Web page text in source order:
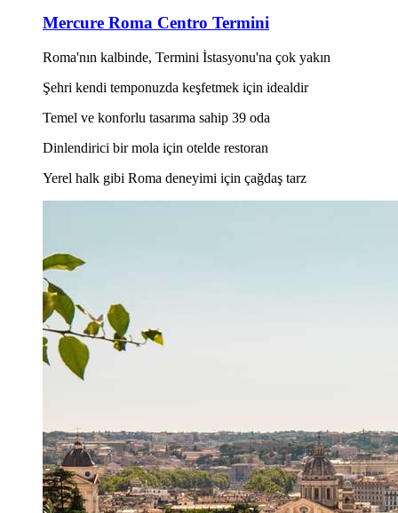
Mercure Roma Centro Termini
Roma'nın kalbinde, Termini İstasyonu'na çok yakın
Şehri kendi temponuzda keşfetmek için idealdir
Temel ve konforlu tasarıma sahip 39 oda
Dinlendirici bir mola için otelde restoran
Yerel halk gibi Roma deneyimi için çağdaş tarz